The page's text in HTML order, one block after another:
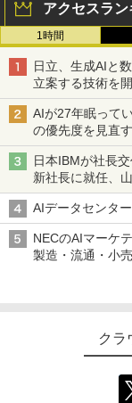
アクセスラン
1時間
日立、生成AIと
立案する技術を
AIが27年眠って
の優先度を見直
日本IBMが社長
新社長に就任、
AIデータセンタ
NECのAIマーケ
製造・流通・小
クラ